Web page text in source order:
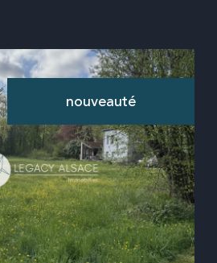
nouveauté
voir le bien